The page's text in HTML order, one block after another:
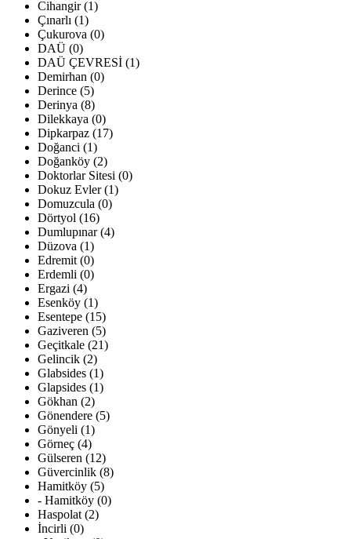
Cihangir (1)
Çınarlı (1)
Çukurova (0)
DAÜ (0)
DAÜ ÇEVRESİ (1)
Demirhan (0)
Derince (5)
Derinya (8)
Dilekkaya (0)
Dipkarpaz (17)
Doğanci (1)
Doğanköy (2)
Doktorlar Sitesi (0)
Dokuz Evler (1)
Domuzcula (0)
Dörtyol (16)
Dumlupınar (4)
Düzova (1)
Edremit (0)
Erdemli (0)
Ergazi (4)
Esenköy (1)
Esentepe (15)
Gaziveren (5)
Geçitkale (21)
Gelincik (2)
Glabsides (1)
Glapsides (1)
Gökhan (2)
Gönendere (5)
Gönyeli (1)
Görneç (4)
Gülseren (12)
Güvercinlik (8)
Hamitköy (5)
- Hamitköy (0)
Haspolat (2)
İncirli (0)